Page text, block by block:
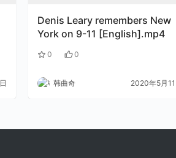
Denis Leary remembers New
York on 9-11 [English].mp4
0 0
韩曲奇 2020年5月